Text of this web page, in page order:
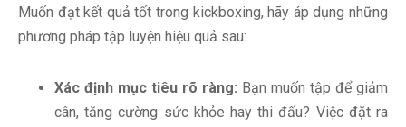
Muốn đạt kết quả tốt trong kickboxing, hãy áp dụng những
phương pháp tập luyện hiệu quả sau:
Xác định mục tiêu rõ ràng: Bạn muốn tập để giảm
cân, tăng cường sức khỏe hay thi đấu? Việc đặt ra